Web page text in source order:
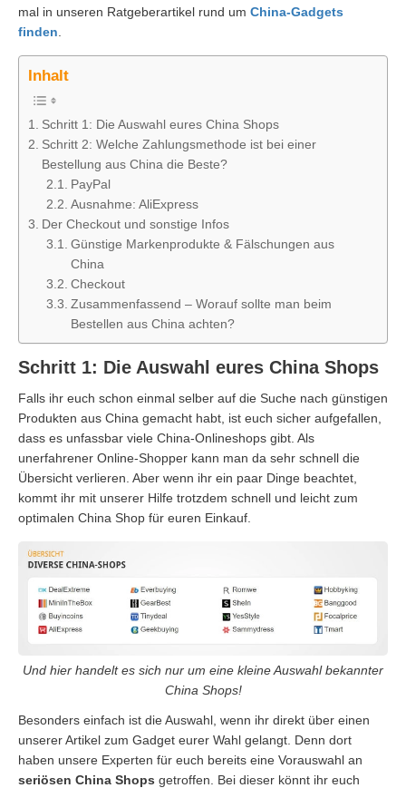
mal in unseren Ratgeberartikel rund um China-Gadgets
finden
Inhalt
Schritt 1: Die Auswahl eures China Shops
Schritt 2: Welche Zahlungsmethode ist bei einer
Bestellung aus China die Beste?
PayPal
Ausnahme: AliExpress
Der Checkout und sonstige Infos
Günstige Markenprodukte & Fälschungen aus
China
Checkout
Zusammenfassend – Worauf sollte man beim
Bestellen aus China achten?
Schritt 1: Die Auswahl eures China Shops
Falls ihr euch schon einmal selber auf die Suche nach günstigen
Produkten aus China gemacht habt, ist euch sicher aufgefallen,
dass es unfassbar viele China-Onlineshops gibt. Als
unerfahrener Online-Shopper kann man da sehr schnell die
Übersicht verlieren. Aber wenn ihr ein paar Dinge beachtet,
kommt ihr mit unserer Hilfe trotzdem schnell und leicht zum
optimalen China Shop für euren Einkauf.
Und hier handelt es sich nur um eine kleine Auswahl bekannter
China Shops!
Besonders einfach ist die Auswahl, wenn ihr direkt über einen
unserer Artikel zum Gadget eurer Wahl gelangt. Denn dort
haben unsere Experten für euch bereits eine Vorauswahl an
seriösen China Shops getroffen. Bei dieser könnt ihr euch